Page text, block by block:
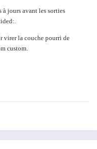
jours avant les sorties
virer la couche pourri de
custom.